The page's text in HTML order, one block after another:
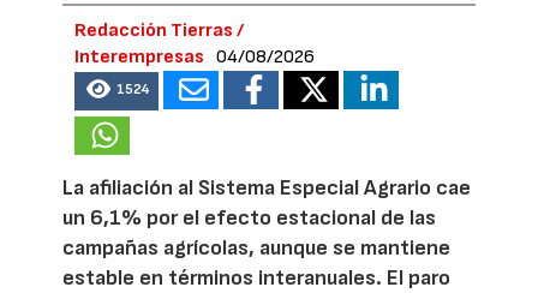
Redacción Tierras /
Interempresas
04/08/2026
1524
La afiliación al Sistema Especial Agrario cae
un 6,1% por el efecto estacional de las
campañas agrícolas, aunque se mantiene
estable en términos interanuales. El paro